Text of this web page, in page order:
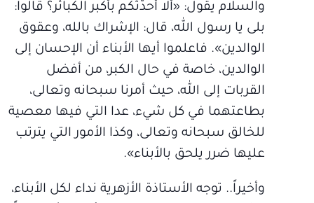
والسلام يقول: «ألا أحدّثكم بأكبر الكبائر؟ قالوا:
بلى يا رسول الله، قال: الإشراك بالله، وعقوق
الوالدين». فاعلموا أيها الأبناء أن الإحسان إلى
الوالدين، خاصة في حال الكبر، من أفضل
القربات إلى الله، حيث أمرنا سبحانه وتعالى،
بطاعتهما في كل شيء، عدا التي فيها معصية
للخالق سبحانه وتعالى، وكذا الأمور التي يترتب
عليها ضرر يلحق بالأبناء».
وأخيراً.. توجه الأستاذة الأزهرية نداء لكل الأبناء،